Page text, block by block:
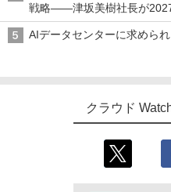
戦略――津坂美樹社長が
AIデータセンターに求めら
クラウド